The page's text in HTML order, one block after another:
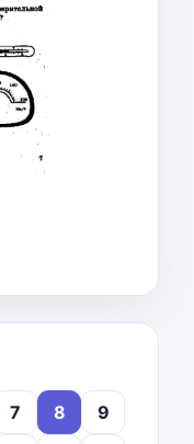
7 8
9